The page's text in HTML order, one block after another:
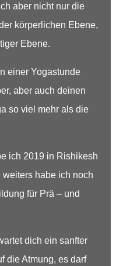
aber nicht nur die
körperlichen Ebene,
Ebene.
einer Yogastunde
aber auch deinen
so viel mehr als die
ich 2019 in Rishikesh
habe ich noch
für Prä – und
dich ein sanfter
die Atmung, es darf